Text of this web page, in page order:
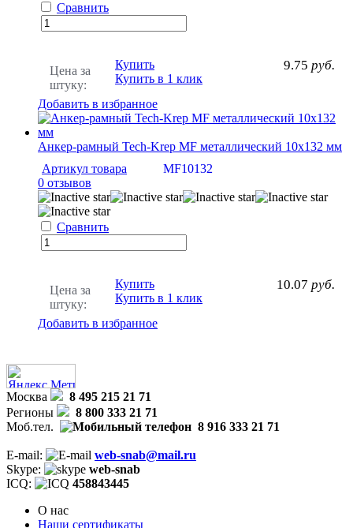
Сравнить
Цена за
штуку:
9.75 руб.
Купить
Купить в 1 клик
Добавить в избранное
Анкер-рамный Tech-Krep MF металлический 10х132 мм
Артикул товара
MF10132
0 отзывов
Сравнить
Цена за
штуку:
10.07 руб.
Купить
Купить в 1 клик
Добавить в избранное
Москва
8 495 215 21 71
Регионы
8 800 333 21 71
Моб.тел.
8 916 333 21 71
E-mail:
web-snab@mail.ru
Skype:
web-snab
ICQ:
458843445
О нас
Наши сертификаты